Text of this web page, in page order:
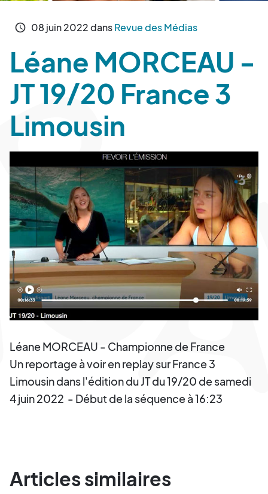
schedule 08 juin2022dansRevue des Médias
Léane MORCEAU -
JT 19/20 France 3
Limousin
Léane MORCEAU - Championne de France
Un reportage à voir en replay sur France 3
Limousin dans l'édition du JT du 19/20 de samedi
4 juin 2022 - Début de la séquence à 16:23
Articles similaires